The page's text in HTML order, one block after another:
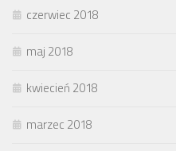
czerwiec 2018
maj 2018
kwiecień 2018
marzec 2018